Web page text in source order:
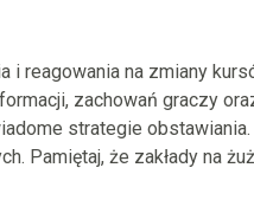
reagowania na zmiany
zachowań graczy
strategie
Pamiętaj, że zakłady na